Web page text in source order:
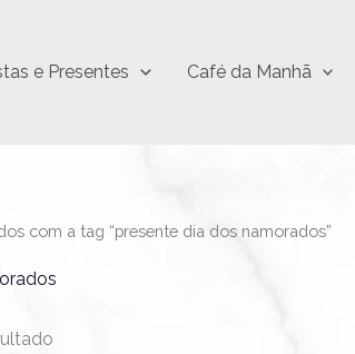
e Presentes Café da Manhã
com a tag “presente dia dos namorados”